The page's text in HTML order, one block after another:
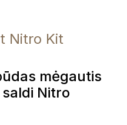
Nitro Kit
mėgautis
Nitro